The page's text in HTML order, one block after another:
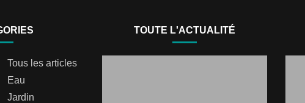
Tous les articles
Eau
Jardin
TOUTE L'ACTUALITÉ